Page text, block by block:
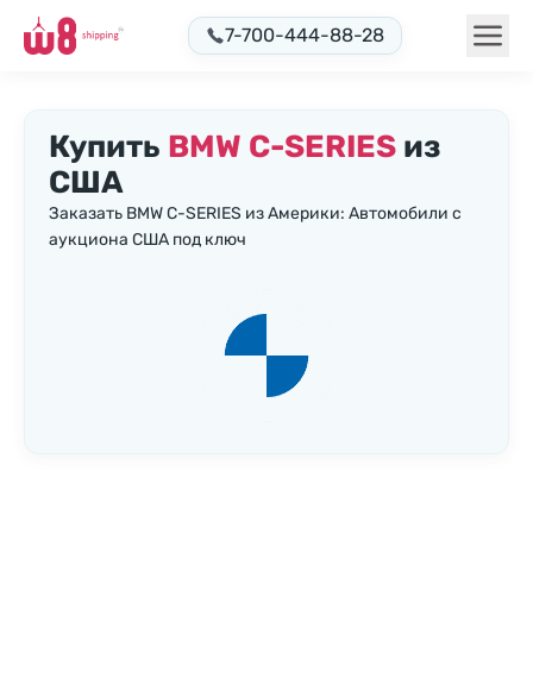
7-700-444-88-28
Купить BMW C-SERIES из
США
Заказать BMW C-SERIES из Америки: Автомобили с
аукциона США под ключ